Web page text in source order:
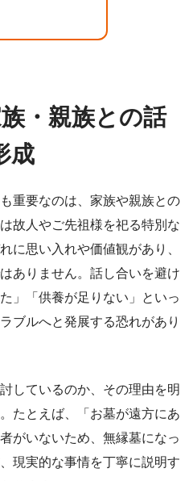
・親族との話
成
重要なのは、家族や親族との
故人やご先祖様を祀る特別な
に思い入れや価値観があり、
ありません。話し合いを避け
」「供養が足りない」といっ
ブルへと発展する恐れがあり
しているのか、その理由を明
たとえば、「お墓が遠方にあ
がいないため、無縁墓になっ
現実的な事情を丁寧に説明す